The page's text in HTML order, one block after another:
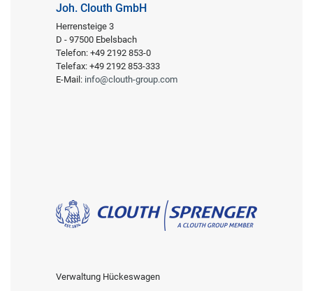
Joh. Clouth GmbH
Herrensteige 3
D - 97500 Ebelsbach
Telefon: +49 2192 853-0
Telefax: +49 2192 853-333
E-Mail: info@clouth-group.com
Verwaltung Hückeswagen